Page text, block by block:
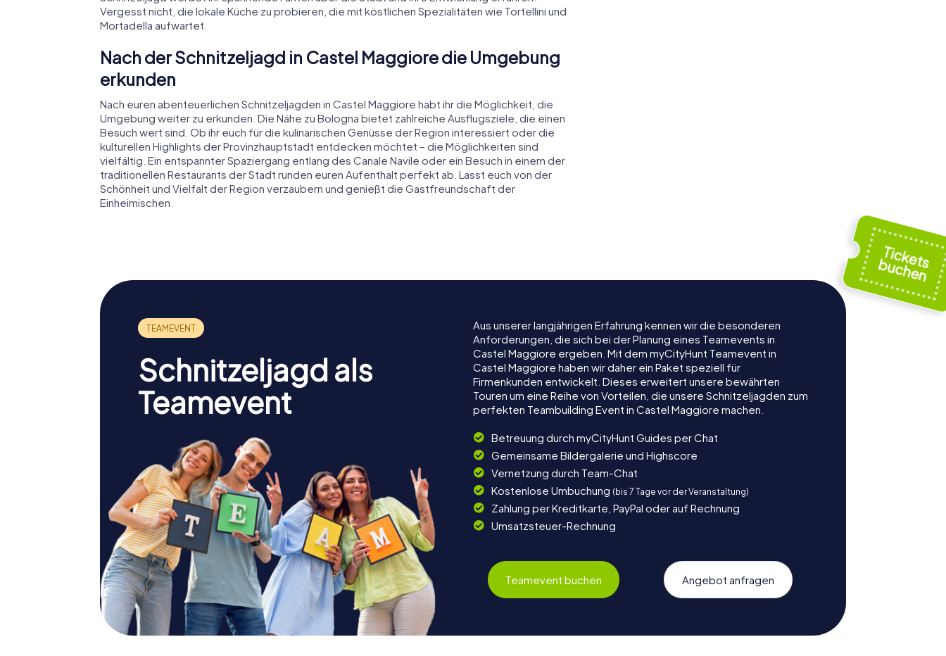
Vergesst nicht, die lokale Küche zu probieren, die mit köstlichen Spezialitäten wie Tortellini und
Mortadella aufwartet.
Nach der Schnitzeljagd in Castel Maggiore die Umgebung
erkunden
Nach euren abenteuerlichen Schnitzeljagden in Castel Maggiore habt ihr die Möglichkeit, die
Umgebung weiter zu erkunden. Die Nähe zu Bologna bietet zahlreiche Ausflugsziele, die einen
Besuch wert sind. Ob ihr euch für die kulinarischen Genüsse der Region interessiert oder die
kulturellen Highlights der Provinzhauptstadt entdecken möchtet – die Möglichkeiten sind
vielfältig. Ein entspannter Spaziergang entlang des Canale Navile oder ein Besuch in einem der
traditionellen Restaurants der Stadt runden euren Aufenthalt perfekt ab. Lasst euch von der
Schönheit und Vielfalt der Region verzaubern und genießt die Gastfreundschaft der
Einheimischen.
Schnitzeljagd als
Teamevent
Aus unserer langjährigen Erfahrung kennen wir die besonderen
Anforderungen, die sich bei der Planung eines Teamevents in
Castel Maggiore ergeben. Mit dem myCityHunt Teamevent in
Castel Maggiore haben wir daher ein Paket speziell für
Firmenkunden entwickelt. Dieses erweitert unsere bewährten
Touren um eine Reihe von Vorteilen, die unsere Schnitzeljagden zum
perfekten Teambuilding Event in Castel Maggiore machen.
Betreuung durch myCityHunt Guides per Chat
Gemeinsame Bildergalerie und Highscore
Vernetzung durch Team-Chat
Kostenlose Umbuchung (bis 7 Tage vor der Veranstaltung)
Zahlung per Kreditkarte, PayPal oder auf Rechnung
Umsatzsteuer-Rechnung
Teamevent buchen Angebot anfragen